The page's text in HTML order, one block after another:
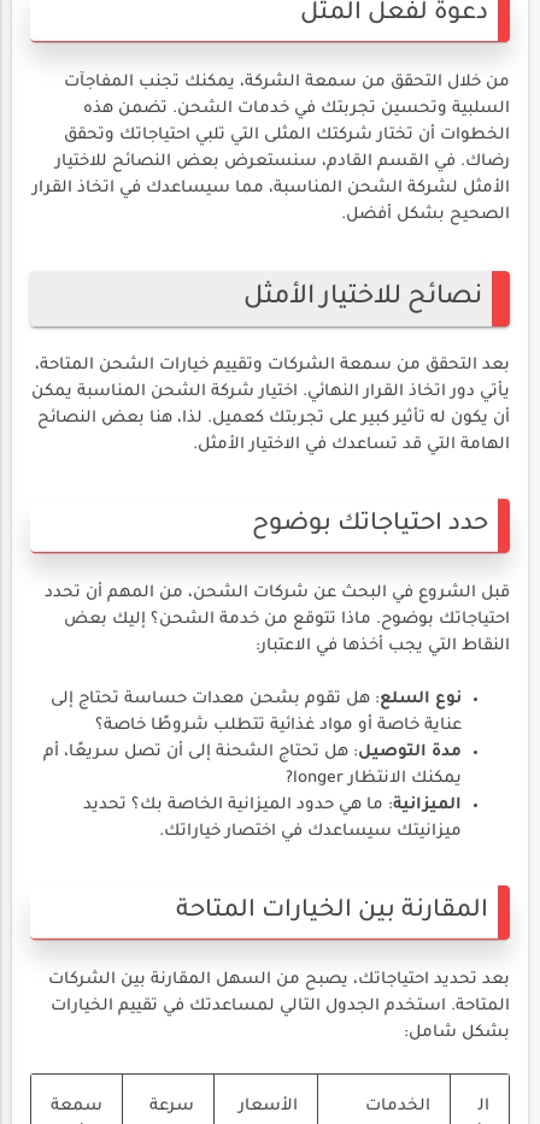
دعوة لفعل المثل
من خلال التحقق من سمعة الشركة، يمكنك تجنب المفاجآت
السلبية وتحسين تجربتك في خدمات الشحن. تضمن هذه
الخطوات أن تختار شركتك المثلى التي تلبي احتياجاتك وتحقق
رضاك. في القسم القادم، سنستعرض بعض النصائح للاختيار
الأمثل لشركة الشحن المناسبة، مما سيساعدك في اتخاذ القرار
الصحيح بشكل أفضل.
نصائح للاختيار الأمثل
بعد التحقق من سمعة الشركات وتقييم خيارات الشحن المتاحة،
يأتي دور اتخاذ القرار النهائي. اختيار شركة الشحن المناسبة يمكن
أن يكون له تأثير كبير على تجربتك كعميل. لذا، هنا بعض النصائح
الهامة التي قد تساعدك في الاختيار الأمثل.
حدد احتياجاتك بوضوح
قبل الشروع في البحث عن شركات الشحن، من المهم أن تحدد
احتياجاتك بوضوح. ماذا تتوقع من خدمة الشحن؟ إليك بعض
النقاط التي يجب أخذها في الاعتبار:
نوع السلع: هل تقوم بشحن معدات حساسة تحتاج إلى
عناية خاصة أو مواد غذائية تتطلب شروطًا خاصة؟
مدة التوصيل: هل تحتاج الشحنة إلى أن تصل سريعًا، أم
يمكنك الانتظار longer?
الميزانية: ما هي حدود الميزانية الخاصة بك؟ تحديد
ميزانيتك سيساعدك في اختصار خياراتك.
المقارنة بين الخيارات المتاحة
بعد تحديد احتياجاتك، يصبح من السهل المقارنة بين الشركات
المتاحة. استخدم الجدول التالي لمساعدتك في تقييم الخيارات
بشكل شامل:
ال الخدمات الأسعار سرعة سمعة